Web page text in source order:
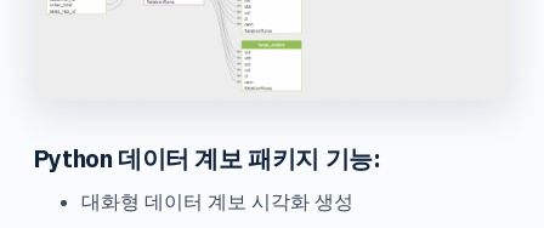
Python 데이터 계보 패키지 기능:
대화형 데이터 계보 시각화 생성